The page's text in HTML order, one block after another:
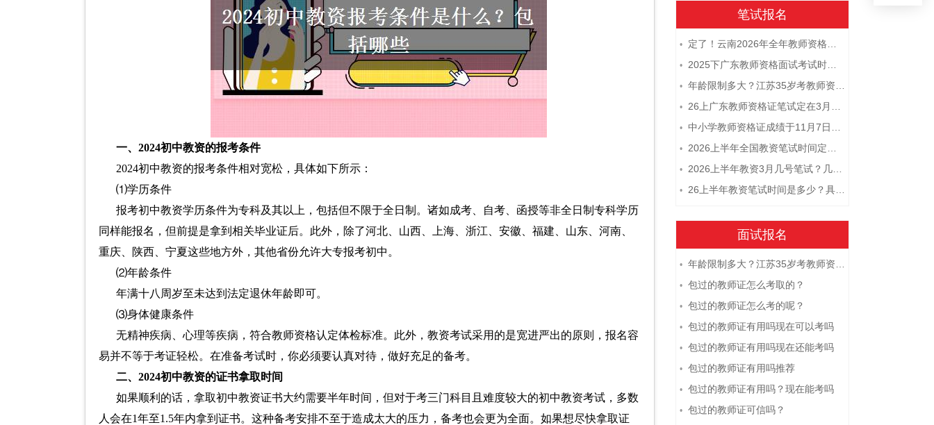
一、2024初中教资的报考条件
2024初中教资的报考条件相对宽松，具体如下所示：
⑴学历条件
报考初中教资学历条件为专科及其以上，包括但不限于全日制。诸如成考、自考、函授等非全日制专科学历
同样能报名，但前提是拿到相关毕业证后。此外，除了河北、山西、上海、浙江、安徽、福建、山东、河南、
重庆、陕西、宁夏这些地方外，其他省份允许大专报考初中。
⑵年龄条件
年满十八周岁至未达到法定退休年龄即可。
⑶身体健康条件
无精神疾病、心理等疾病，符合教师资格认定体检标准。此外，教资考试采用的是宽进严出的原则，报名容
易并不等于考证轻松。在准备考试时，你必须要认真对待，做好充足的备考。
二、2024初中教资的证书拿取时间
如果顺利的话，拿取初中教资证书大约需要半年时间，但对于考三门科目且难度较大的初中教资考试，多数
人会在1年至1.5年内拿到证书。这种备考安排不至于造成太大的压力，备考也会更为全面。如果想尽快拿取证
笔试报名
• 定了！云南2026年全年教师资格证考试日程大公开！
• 2025下广东教师资格面试考试时间及科目内容（怎么考）
• 年龄限制多大？江苏35岁考教师资格证晚吗？
• 26上广东教师资格证笔试定在3月7日！附考试指南
• 中小学教师资格证成绩于11月7日10点查！
• 2026上半年全国教资笔试时间定档！
• 2026上半年教资3月几号笔试？几点开考
• 26上半年教资笔试时间是多少？具体安排表一览
面试报名
• 年龄限制多大？江苏35岁考教师资格证晚吗？
• 包过的教师证怎么考取的？
• 包过的教师证怎么考的呢？
• 包过的教师证有用吗现在可以考吗
• 包过的教师证有用吗现在还能考吗
• 包过的教师证有用吗推荐
• 包过的教师证有用吗？现在能考吗
• 包过的教师证可信吗？